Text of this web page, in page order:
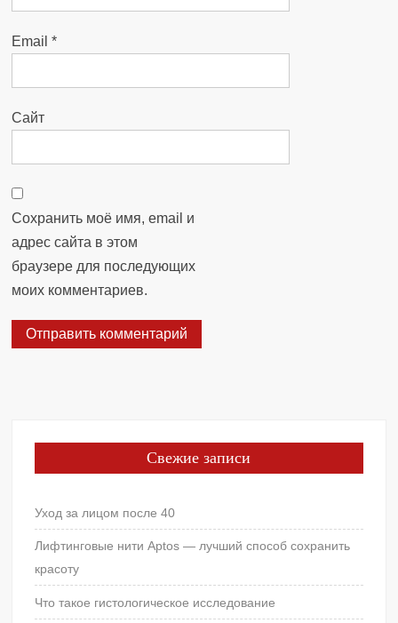
Email*
Сайт
Сохранить моё имя, email и
адрес сайта в этом
браузере для последующих
моих комментариев.
Свежие записи
Уход за лицом после 40
Лифтинговые нити Aptos — лучший способ сохранить
красоту
Что такое гистологическое исследование